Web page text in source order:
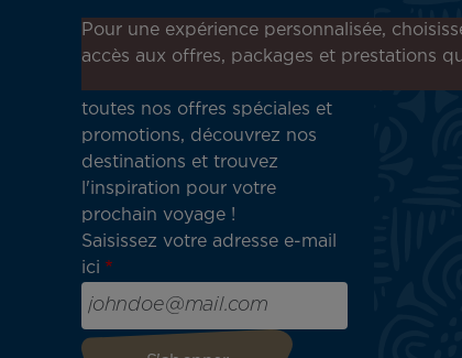
Inscrivez-vous à notre
newsletter !
toutes nos offres spéciales et
promotions, découvrez nos
destinations et trouvez
l'inspiration pour votre
prochain voyage !
Saisissez votre adresse e-mail
ici
Pour une expérience personnalisée,
accès aux offres, packages et prestations